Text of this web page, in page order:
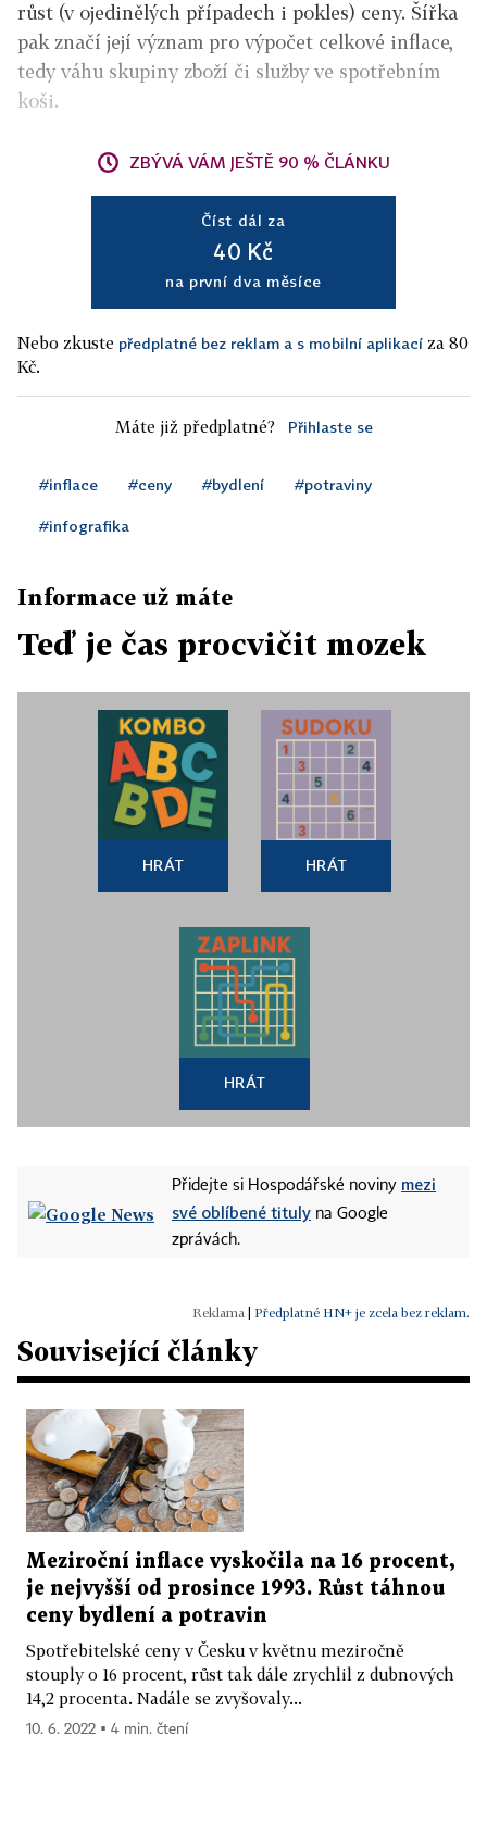
růst (v ojedinělých případech i pokles) ceny. Šířka
pak značí její význam pro výpočet celkové inflace,
tedy váhu skupiny zboží či služby ve spotřebním
koši.
ZBÝVÁ VÁM JEŠTĚ 90 % ČLÁNKU
Číst dál za
40 Kč
na první dva měsíce
Nebo zkuste předplatné bez reklam a s mobilní aplikací za 80
Kč.
Máte již předplatné? Přihlaste se
#inflace #ceny #bydlení #potraviny
#infografika
Informace už máte
Teď je čas procvičit mozek
HRÁT HRÁT
HRÁT
Přidejte si Hospodářské noviny mezi
své oblíbené tituly na Google
zprávách.
Předplatné HN+ je zcela bez reklam.
Související články
Meziroční inflace vyskočila na 16 procent,
je nejvyšší od prosince 1993. Růst táhnou
ceny bydlení a potravin
Spotřebitelské ceny v Česku v květnu meziročně
stouply o 16 procent, růst tak dále zrychlil z dubnových
14,2 procenta. Nadále se zvyšovaly...
10. 6. 2022 ▪ 4 min. čtení